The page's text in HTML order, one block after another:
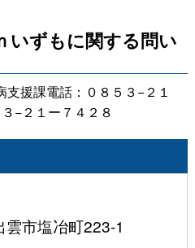
いずもに関する問い
援課電話：０８５３−２１
−２１ー７４２８
市塩冶町223-1